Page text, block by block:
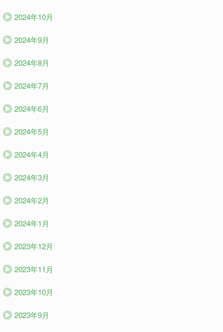
2024年10月
2024年9月
2024年8月
2024年7月
2024年6月
2024年5月
2024年4月
2024年3月
2024年2月
2024年1月
2023年12月
2023年11月
2023年10月
2023年9月